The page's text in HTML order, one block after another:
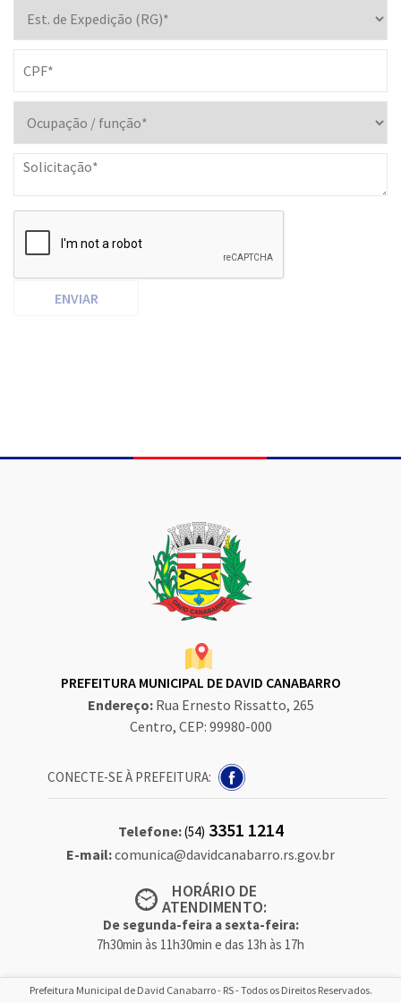
ENVIAR
PREFEITURA MUNICIPAL DE DAVID CANABARRO
Endereço: Rua Ernesto Rissatto, 265
Centro, CEP: 99980-000
CONECTE-SE À PREFEITURA:
Telefone:(54) 3351 1214
E-mail:comunica@davidcanabarro.rs.gov.br
HORÁRIO DE
ATENDIMENTO:
De segunda-feira a sexta-feira:
7h30min às 11h30min e das 13h às 17h
Prefeitura Municipal de David Canabarro - RS - Todos os Direitos Reservados.